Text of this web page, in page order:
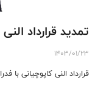
تمدید قرارداد
1403/01/23
قرارداد النی کاپوچیانی با